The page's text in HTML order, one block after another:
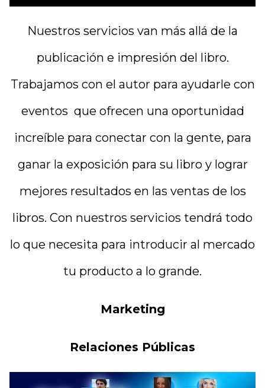
Nuestros servicios van más allá de la
publicación e impresión del libro.
Trabajamos con el autor para ayudarle con
eventos que ofrecen una oportunidad
increíble para conectar con la gente, para
ganar la exposición para su libro y lograr
mejores resultados en las ventas de los
libros. Con nuestros servicios tendrá todo
lo que necesita para introducir al mercado
tu producto a lo grande.
Marketing
Relaciones Públicas